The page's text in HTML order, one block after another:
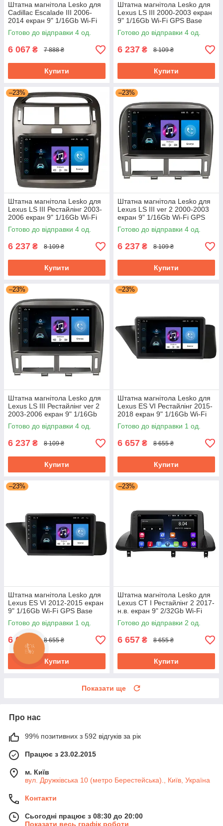
Штатна магнітола Lesko для
Cadillac Escalade III 2006-
2014 екран 9" 1/16Gb Wi-Fi
GPS Base Каміллак Ескалейд
Готово до відправки 4 од.
6 067 ₴ 7 888 ₴
Купити
Штатна магнітола Lesko для
Lexus LS III 2000-2003 екран
9" 1/16Gb Wi-Fi GPS Base
Готово до відправки 4 од.
6 237 ₴ 8 109 ₴
Купити
–23%
Штатна магнітола Lesko для
Lexus LS III Рестайлінг 2003-
2006 екран 9" 1/16Gb Wi-Fi
GPS Base
Готово до відправки 4 од.
6 237 ₴ 8 109 ₴
Купити
–23%
Штатна магнітола Lesko для
Lexus LS III ver 2 2000-2003
екран 9" 1/16Gb Wi-Fi GPS
Base
Готово до відправки 4 од.
6 237 ₴ 8 109 ₴
Купити
–23%
Штатна магнітола Lesko для
Lexus LS III Рестайлінг ver 2
2003-2006 екран 9" 1/16Gb
Wi-Fi GPS Base
Готово до відправки 4 од.
6 237 ₴ 8 109 ₴
Купити
–23%
Штатна магнітола Lesko для
Lexus ES VI Рестайлінг 2015-
2018 екран 9" 1/16Gb Wi-Fi
GPS Base
Готово до відправки 1 од.
6 657 ₴ 8 655 ₴
Купити
–23%
Штатна магнітола Lesko для
Lexus ES VI 2012-2015 екран
9" 1/16Gb Wi-Fi GPS Base
Готово до відправки 1 од.
6 657 8 655 ₴
Купити
–23%
Штатна магнітола Lesko для
Lexus CT I Рестайлінг 2 2017-
н.в. екран 9" 2/32Gb Wi-Fi
GPS Base
Готово до відправки 2 од.
6 657 ₴ 8 655 ₴
Купити
Показати ще
Про нас
99% позитивних з 592 відгуків за рік
Працює з 23.02.2015
м. Київ
вул. Дружківська 10 (метро Берестейська)., Київ, Україна
Контакти
Сьогодні працює з 08:30 до 20:00
Показати весь графік роботи